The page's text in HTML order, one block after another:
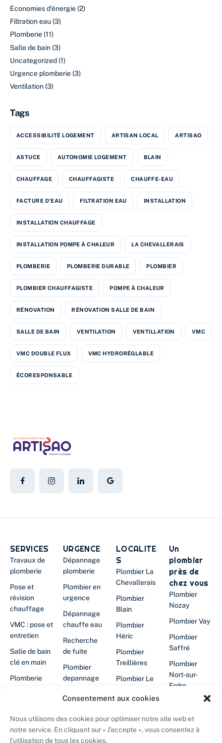
Consentement aux cookies
Nous utilisons des cookies pour optimiser notre site web et
notre service. En cliquant sur « J’accepte », vous consentez à
l’utilisation de tous les cookies.
Economies d'énergie (2)
Filtration eau (3)
Plomberie (11)
Salle de bain (3)
Uncategorized (1)
Urgence plomberie (3)
Ventilation (3)
Tags
ACCESSIBILITÉ LOGEMENT ARTISAN LOCAL ARTISAO
ASTUCE AUTONOMIE LOGEMENT BLAIN
CHAUFFAGE CHAUFFAGISTE CHAUFFE-EAU
FACTURE D'EAU FILTRATION EAU INSTALLATION
INSTALLATION CHAUFFAGE
INSTALLATION POMPE À CHALEUR LA CHEVALLERAIS
PLOMBERIE PLOMBERIE DURABLE PLOMBIER
PLOMBIER CHAUFFAGISTE POMPE À CHALEUR
RÉNOVATION RÉNOVATION SALLE DE BAIN
SALLE DE BAIN VENTILATION VENTILLATION VMC
VMC DOUBLE FLUX VMC HYDRORÉGLABLE
ÉCORESPONSABLE
SERVICES
Travaux de
plomberie
Pose et
révision
chauffage
VMC : pose et
entretien
Salle de bain
clé en main
Plomberie
d'eau
Désembouage
URGENCE
Dépannage
plomberie
Plombier en
urgence
Dépannage
chauffe eau
Recherche
de fuite
Plombier
depannage
en panne
Plombier
LOCALITE
S
Plombier La
Chevallerais
Plombier
Blain
Plombier
Héric
Plombier
Treillières
Plombier Le
Grandchamp-
des-
Un
plombier
près de
chez vous
Plombier
Nozay
Plombier Vay
Plombier
Saffré
Plombier
Nort-sur-
Erdre
Plombier La